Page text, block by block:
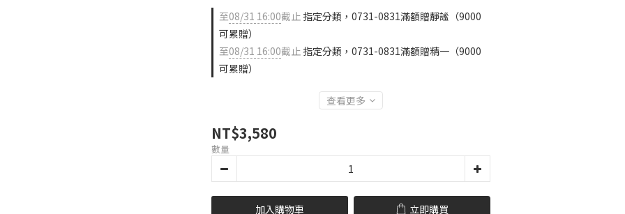
至08/31 16:00截止 指定分類，0731-0831滿額贈靜謐（9000
可累贈）
至08/31 16:00截止 指定分類，0731-0831滿額贈精一（9000
可累贈）
查看更多
NT$3,580
數量
加入購物車 立即購買